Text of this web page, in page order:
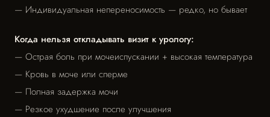
— Индивидуальная непереносимость — редко, но бывает
Когда нельзя откладывать визит к урологу:
— Острая боль при мочеиспускании + высокая температура
— Кровь в моче или сперме
— Полная задержка мочи
— Резкое ухудшение после улучшения